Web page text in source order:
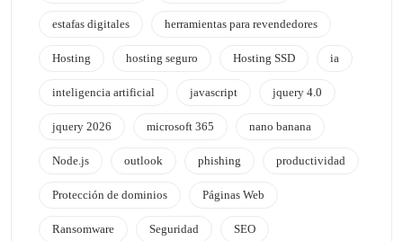
estafas digitales herramientas para revendedores
Hosting hosting seguro Hosting SSD ia
inteligencia artificial javascript jquery 4.0
jquery 2026 microsoft 365 nano banana
Node.js outlook phishing productividad
Protección de dominios Páginas Web
Ransomware Seguridad SEO